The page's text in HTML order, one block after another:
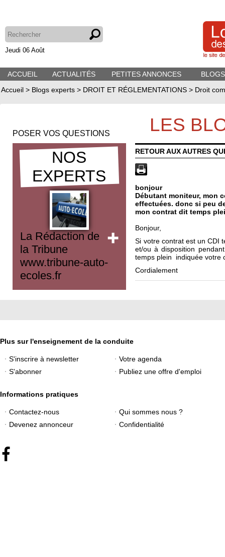
Jeudi 06 Août
ACCUEIL ACTUALITÉS PETITES ANNONCES
Accueil > Blogs experts > DROIT ET RÉGLEMENTATIONS > Droit
POSER VOS QUESTIONS LES
NOS
EXPERTS
La Rédaction de
la Tribune
www.tribune-auto-
ecoles.fr
RETOUR AUX AUTRES
bonjour
Débutant moniteur, mon
effectuées. donc si peu
mon contrat dit temps
Bonjour,
Si votre contrat est un CDI
et/ou à disposition
temps plein indiquée votre
Cordialement
Plus sur l'enseignement de la conduite
S'inscrire à newsletter
Votre agenda
S'abonner
Publiez une offre d'emploi
Informations pratiques
Contactez-nous
Qui sommes nous ?
Devenez annonceur
Confidentialité